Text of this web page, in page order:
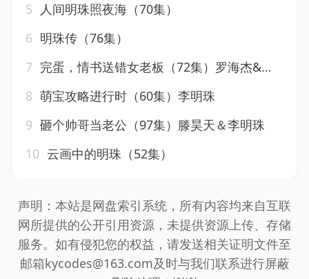
5
人间明珠照夜海（70集）
6 明珠传（76集）
7 完蛋，情书送错女老板（72集）罗海杰&明珠&李汶轩
8 萌宝攻略进行时（60集）李明珠
9 砸个帅哥当老公（97集）滕昊天＆李明珠
10 云画中的明珠（52集）
声明：本站是网盘索引系统，所有内容均来自互联
网所提供的公开引用资源，未提供资源上传、存储
服务。如有侵犯您的权益，请发送相关证明文件至
邮箱kycodes@163.com及时与我们联系进行屏蔽